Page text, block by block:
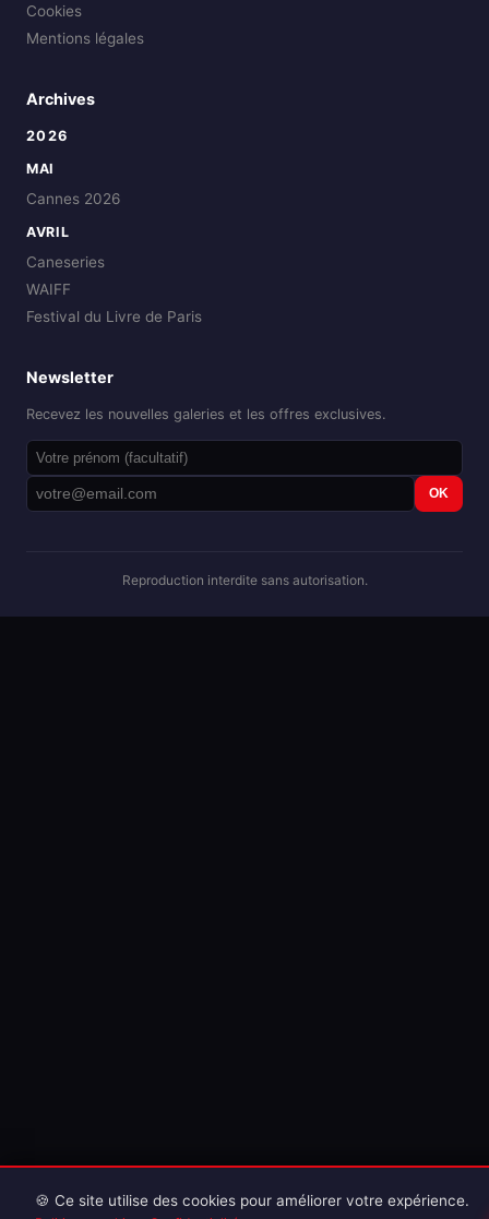
Cookies
Mentions légales
Archives
2026
MAI
Cannes 2026
AVRIL
Caneseries
WAIFF
Festival du Livre de Paris
Newsletter
Recevez les nouvelles galeries et les offres exclusives.
OK
Reproduction interdite sans autorisation.
🍪 Ce site utilise des cookies pour améliorer votre expérience.